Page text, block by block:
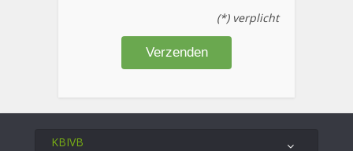
(*) verplicht
KBIVB